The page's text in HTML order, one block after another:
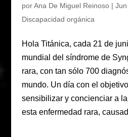
porAna De Miguel Reinoso|
Discapacidad orgánica
Hola Titánica, cada 21 de
mundial del síndrome de
rara, con tan sólo 700
mundo. Un día con el
sensibilizar y concienciar a
esta enfermedad rara,